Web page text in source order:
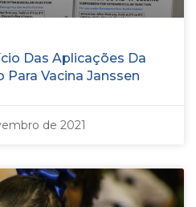
Das Aplicações Da
Para Vacina Janssen
de 2021